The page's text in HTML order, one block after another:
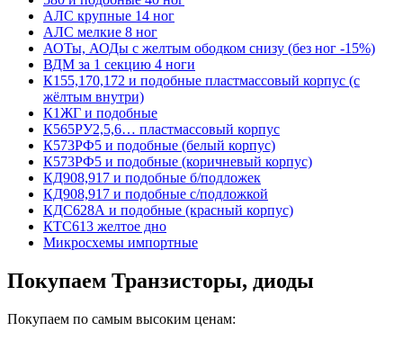
АЛС крупные 14 ног
АЛС мелкие 8 ног
АОТы, АОДы с желтым ободком снизу (без ног -15%)
ВДМ за 1 секцию 4 ноги
К155,170,172 и подобные пластмассовый корпус (с
жёлтым внутри)
К1ЖГ и подобные
К565РУ2,5,6… пластмассовый корпус
К573РФ5 и подобные (белый корпус)
К573РФ5 и подобные (коричневый корпус)
КД908,917 и подобные б/подложек
КД908,917 и подобные с/подложкой
КДС628А и подобные (красный корпус)
КТС613 желтое дно
Микросхемы импортные
Покупаем Транзисторы, диоды
Покупаем по самым высоким ценам: